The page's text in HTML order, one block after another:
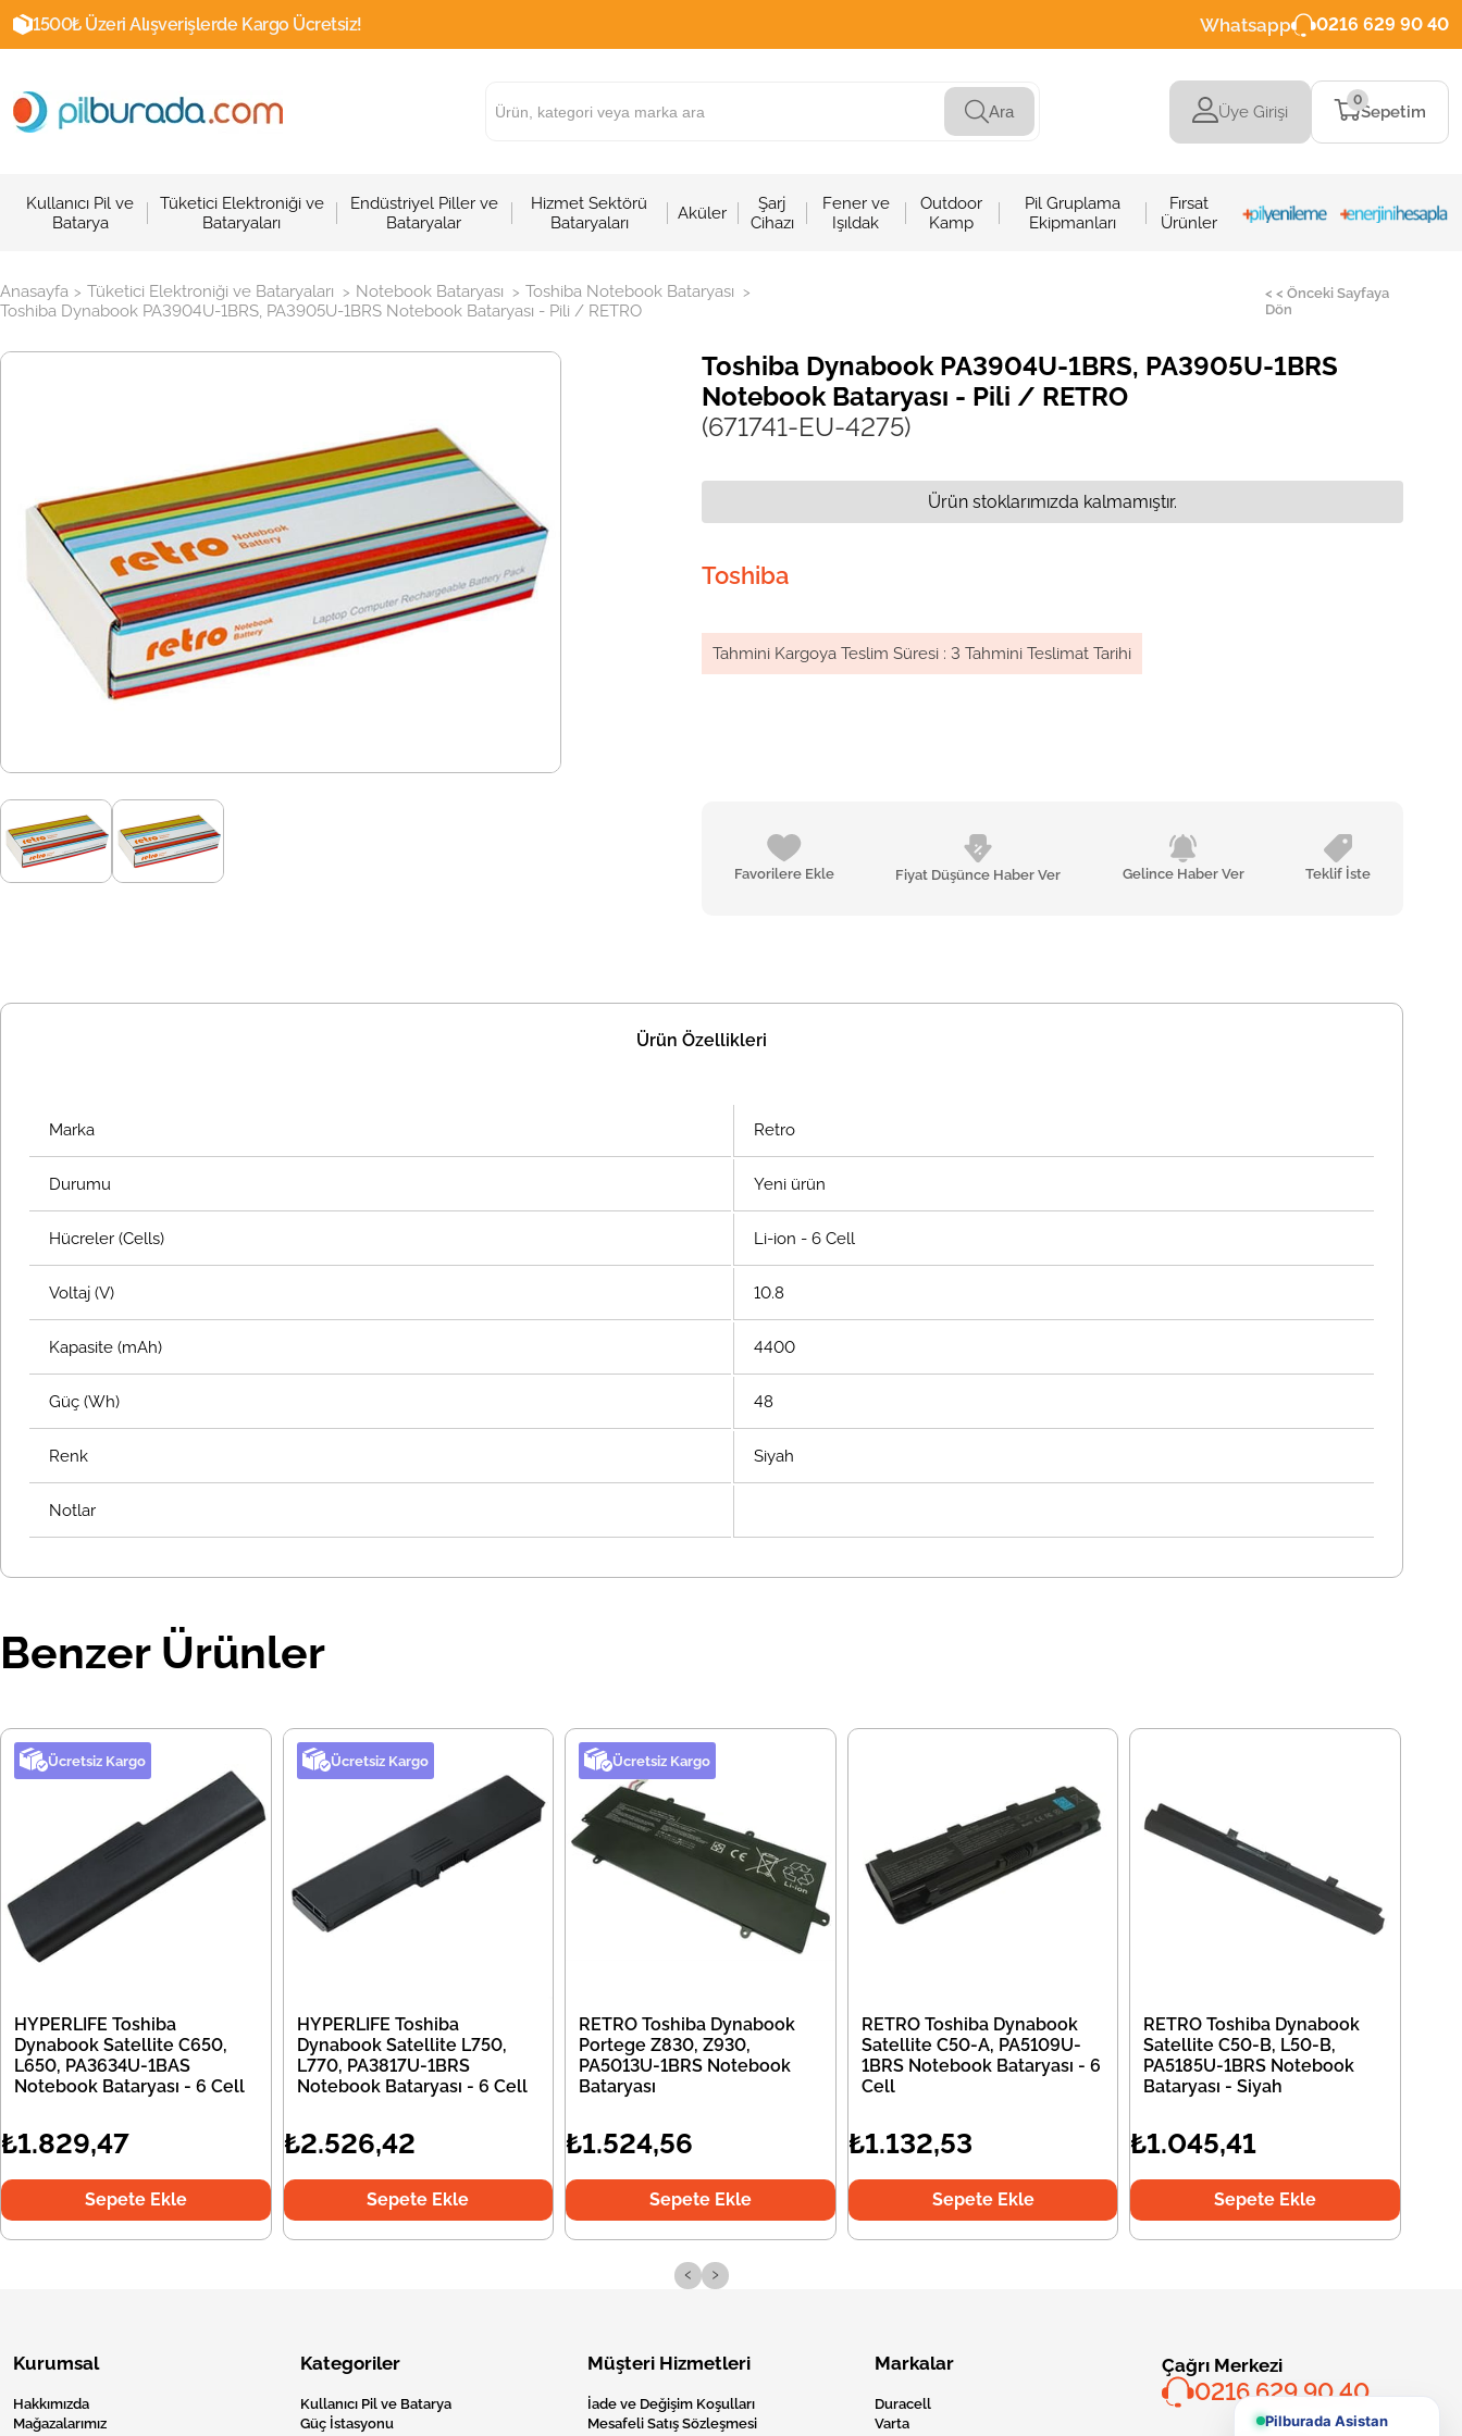
1500₺ Üzeri Alışverişlerde Kargo Ücretsiz! Whatsapp 0216 629 90 40
Ara Üye Girişi Sepetim
0
Kullanıcı Pil ve
Batarya
Tüketici Elektroniği ve
Bataryaları
Endüstriyel Piller ve
Bataryalar
Hizmet Sektörü
Bataryaları
Aküler
Şarj
Cihazı
Fener ve
Işıldak
Outdoor
Kamp
Pil Gruplama
Ekipmanları
Fırsat
Ürünler
Anasayfa > Tüketici Elektroniği ve Bataryaları > Notebook Bataryası > Toshiba Notebook Bataryası >
Toshiba Dynabook PA3904U-1BRS, PA3905U-1BRS Notebook Bataryası - Pili / RETRO
< < Önceki Sayfaya
Dön
Toshiba Dynabook PA3904U-1BRS, PA3905U-1BRS
Notebook Bataryası - Pili / RETRO
(671741-EU-4275)
Toshiba
Tahmini Kargoya Teslim Süresi : 3 Tahmini Teslimat Tarihi
Favorilere Ekle Fiyat Düşünce Haber Ver Gelince Haber Ver Teklif İste
Ürün stoklarımızda kalmamıştır.
Ürün Özellikleri
Marka Retro
Durumu Yeni ürün
Hücreler (Cells) Li-ion - 6 Cell
Voltaj (V) 10.8
Kapasite (mAh) 4400
Güç (Wh) 48
Renk Siyah
Notlar
Benzer Ürünler
Ücretsiz Kargo
HYPERLIFE Toshiba
Dynabook Satellite C650,
L650, PA3634U-1BAS
Notebook Bataryası - 6 Cell
₺1.829,47
Sepete Ekle
Ücretsiz Kargo
HYPERLIFE Toshiba
Dynabook Satellite L750,
L770, PA3817U-1BRS
Notebook Bataryası - 6 Cell
₺2.526,42
Sepete Ekle
Ücretsiz Kargo
RETRO Toshiba Dynabook
Portege Z830, Z930,
PA5013U-1BRS Notebook
Bataryası
₺1.524,56
Sepete Ekle
RETRO Toshiba Dynabook
Satellite C50-A, PA5109U-
1BRS Notebook Bataryası - 6
Cell
₺1.132,53
Sepete Ekle
RETRO Toshiba Dynabook
Satellite C50-B, L50-B,
PA5185U-1BRS Notebook
Bataryası - Siyah
₺1.045,41
Sepete Ekle
‹ ›
Kurumsal
Hakkımızda
Mağazalarımız
Kategoriler
Kullanıcı Pil ve Batarya
Güç İstasyonu
Müşteri Hizmetleri
İade ve Değişim Koşulları
Mesafeli Satış Sözleşmesi
Markalar
Duracell
Varta
Çağrı Merkezi
0216 629 90 40
Pilburada Asistan